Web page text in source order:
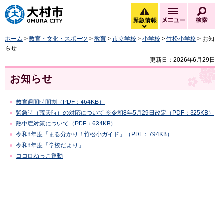
大村市
緊急情報
緊急情報を開く
メニュー
ホーム > 教育・文化・スポーツ > 教育 > 市立学校 > 小学校 > 竹松小学校 > お知
らせ
更新日：2026年6月29日
お知らせ
教育週間時間割（PDF：464KB）
緊急時（荒天時）の対応について ※令和8年5月29日改定（PDF：325KB）
熱中症対策について（PDF：634KB）
令和8年度「まる分かり！竹松小ガイド」（PDF：794KB）
令和8年度「学校だより」
ココロねっこ運動